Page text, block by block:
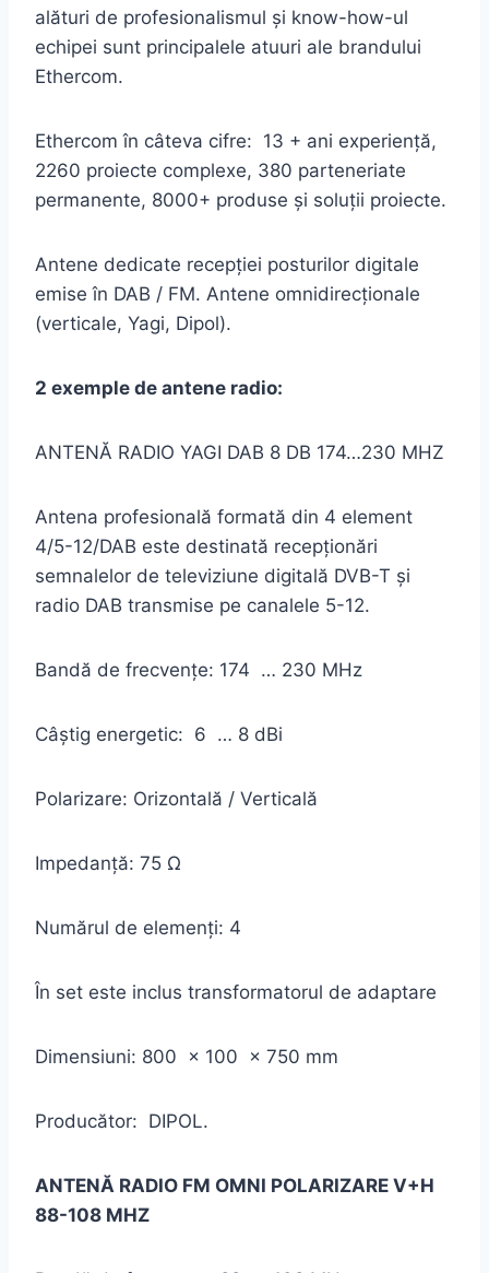
alături de profesionalismul și know-how-ul
echipei sunt principalele atuuri ale brandului
Ethercom.
Ethercom în câteva cifre: 13 + ani experiență,
2260 proiecte complexe, 380 parteneriate
permanente, 8000+ produse și soluții proiecte.
Antene dedicate recepției posturilor digitale
emise în DAB / FM. Antene omnidirecționale
(verticale, Yagi, Dipol).
2 exemple de antene radio:
ANTENĂ RADIO YAGI DAB 8 DB 174…230 MHZ
Antena profesională formată din 4 element
4/5-12/DAB este destinată recepționări
semnalelor de televiziune digitală DVB-T și
radio DAB transmise pe canalele 5-12.
Bandă de frecvenţe: 174 … 230 MHz
Câştig energetic: 6 … 8 dBi
Polarizare: Orizontală / Verticală
Impedanţă: 75 Ω
Numărul de elemenți: 4
În set este inclus transformatorul de adaptare
Dimensiuni: 800 x 100 x 750 mm
Producător: DIPOL.
ANTENĂ RADIO FM OMNI POLARIZARE V+H
88-108 MHZ